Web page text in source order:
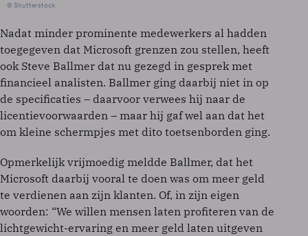
© Shutterstock
Nadat minder prominente medewerkers al hadden
toegegeven dat Microsoft grenzen zou stellen, heeft
ook Steve Ballmer dat nu gezegd in gesprek met
financieel analisten. Ballmer ging daarbij niet in op
de specificaties – daarvoor verwees hij naar de
licentievoorwaarden – maar hij gaf wel aan dat het
om kleine schermpjes met dito toetsenborden ging.
Opmerkelijk vrijmoedig meldde Ballmer, dat het
Microsoft daarbij vooral te doen was om meer geld
te verdienen aan zijn klanten. Of, in zijn eigen
woorden: “We willen mensen laten profiteren van de
lichtgewicht-ervaring en meer geld laten uitgeven